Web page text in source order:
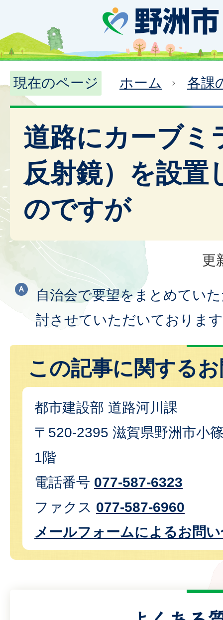
現在のページ ホーム 各課
道路にカーブミ
反射鏡）を設置
のですが
更
自治会で要望をまとめてい
討させていただいておりま
この記事に関する
都市建設部 道路河川課
〒520-2395 滋賀県野洲市小
1階
電話番号 077-587-6323
ファクス 077-587-6960
メールフォームによるお問